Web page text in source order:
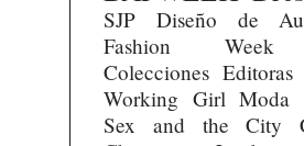
SJP Diseño de
Fashion Week
Colecciones
Working Girl Moda
Sex and the City